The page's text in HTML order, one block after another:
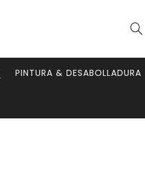
PINTURA & DESABOLLADURA